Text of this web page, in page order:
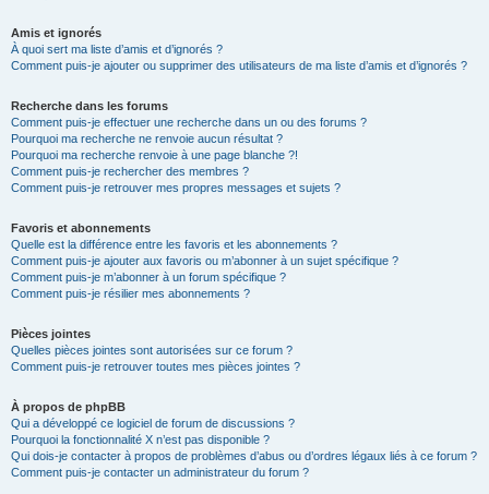
Amis et ignorés
À quoi sert ma liste d’amis et d’ignorés ?
Comment puis-je ajouter ou supprimer des utilisateurs de ma liste d’amis et d’ignorés ?
Recherche dans les forums
Comment puis-je effectuer une recherche dans un ou des forums ?
Pourquoi ma recherche ne renvoie aucun résultat ?
Pourquoi ma recherche renvoie à une page blanche ?!
Comment puis-je rechercher des membres ?
Comment puis-je retrouver mes propres messages et sujets ?
Favoris et abonnements
Quelle est la différence entre les favoris et les abonnements ?
Comment puis-je ajouter aux favoris ou m’abonner à un sujet spécifique ?
Comment puis-je m’abonner à un forum spécifique ?
Comment puis-je résilier mes abonnements ?
Pièces jointes
Quelles pièces jointes sont autorisées sur ce forum ?
Comment puis-je retrouver toutes mes pièces jointes ?
À propos de phpBB
Qui a développé ce logiciel de forum de discussions ?
Pourquoi la fonctionnalité X n’est pas disponible ?
Qui dois-je contacter à propos de problèmes d’abus ou d’ordres légaux liés à ce forum ?
Comment puis-je contacter un administrateur du forum ?